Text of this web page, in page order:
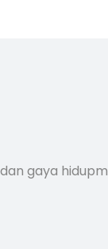
gaya